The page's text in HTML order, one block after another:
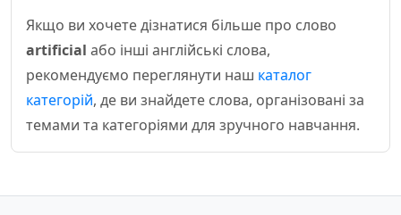
Якщо ви хочете дізнатися більше про слово
artificial або інші англійські слова,
рекомендуємо переглянути наш каталог
категорій, де ви знайдете слова, організовані за
темами та категоріями для зручного навчання.